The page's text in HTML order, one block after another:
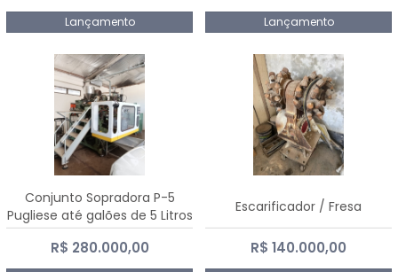
Lançamento Lançamento
Conjunto Sopradora P-5
Pugliese até galões de 5 Litros
R$ 280.000,00
Escarificador / Fresa
R$ 140.000,00